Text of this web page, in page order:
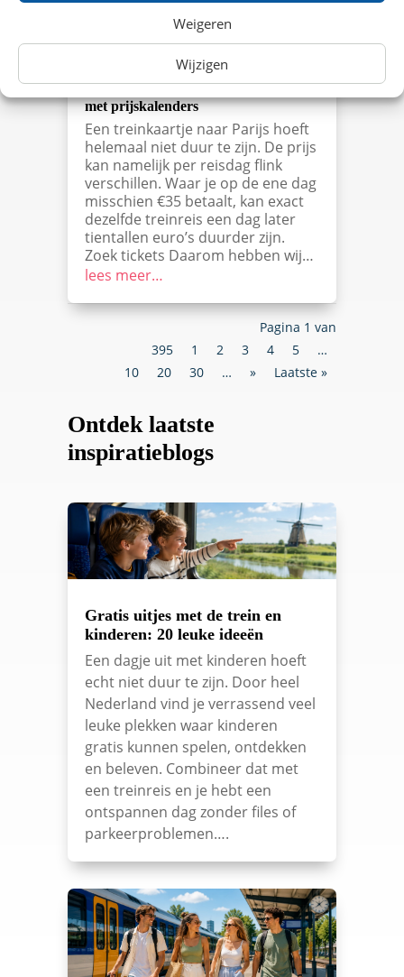
Weigeren
Wijzigen
Vergelijk treinkaartjes naar Parijs
met prijskalenders
Een treinkaartje naar Parijs hoeft
helemaal niet duur te zijn. De prijs
kan namelijk per reisdag flink
verschillen. Waar je op de ene dag
misschien €35 betaalt, kan exact
dezelfde treinreis een dag later
tientallen euro’s duurder zijn.
Zoek tickets Daarom hebben wij…
lees meer…
Pagina 1 van
395
1 2 3 4 5
…
10
20 30 … » Laatste »
Ontdek laatste
inspiratieblogs
Gratis uitjes met de trein en
kinderen: 20 leuke ideeën
Een dagje uit met kinderen hoeft
echt niet duur te zijn. Door heel
Nederland vind je verrassend veel
leuke plekken waar kinderen
gratis kunnen spelen, ontdekken
en beleven. Combineer dat met
een treinreis en je hebt een
ontspannen dag zonder files of
parkeerproblemen….